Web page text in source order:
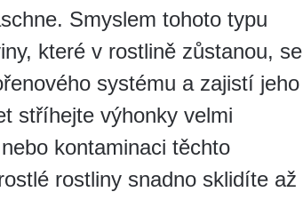
Smyslem tohoto typu
které v rostlině zůstanou, se
systému a zajistí jeho
stříhejte výhonky velmi
kontaminaci těchto
rostliny snadno sklidíte až